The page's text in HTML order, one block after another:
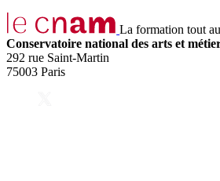
La formation tout
Conservatoire national des arts et
292 rue Saint-Martin
75003 Paris